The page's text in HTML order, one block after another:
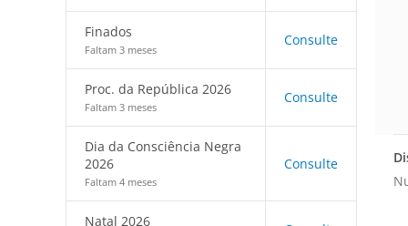
Finados
Faltam 3 meses
Consulte
Proc. da República 2026
Faltam 3 meses
Consulte
Dia da Consciência Negra
2026
Faltam 4 meses
Consulte
Natal 2026